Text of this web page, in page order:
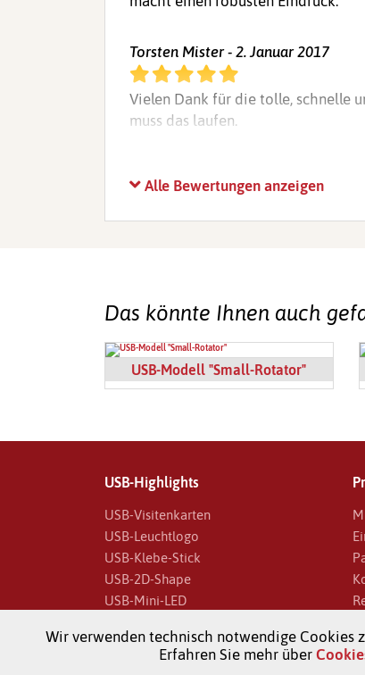
Torsten Mister - 2. Januar 2017
Vielen Dank für die tolle, schnelle
muss das laufen.
Alle Bewertungen anzeigen
Das könnte Ihnen auch
USB-Modell "Small-Rotator"
USB-Highlights
USB-Visitenkarten
USB-Leuchtlogo
USB-Klebe-Stick
USB-2D-Shape
USB-Mini-LED
USB-Stick 3.0
USB-Lanyard
Wir verwenden technisch notwendige Cookies
Erfahren Sie mehr über